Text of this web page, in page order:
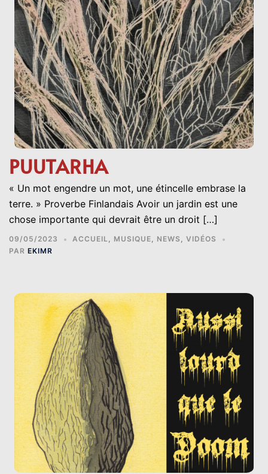
PUUTARHA
« Un mot engendre un mot, une étincelle embrase la
terre. » Proverbe Finlandais Avoir un jardin est une
chose importante qui devrait être un droit […]
09/05/2023 ACCUEIL, MUSIQUE, NEWS , VIDÉOS
PAR EKIMR